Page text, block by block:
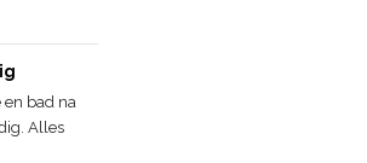
en bad na
Alles